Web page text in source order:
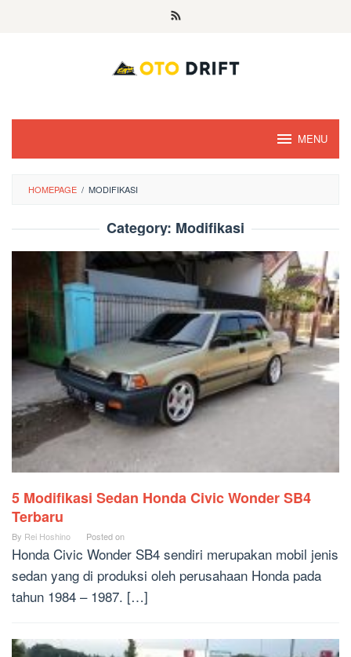
MENU
HOMEPAGE / MODIFIKASI
Category: Modifikasi
5 Modifikasi Sedan Honda Civic Wonder SB4
Terbaru
By Rei Hoshino Posted on
Honda Civic Wonder SB4 sendiri merupakan mobil jenis
sedan yang di produksi oleh perusahaan Honda pada
tahun 1984 – 1987. […]